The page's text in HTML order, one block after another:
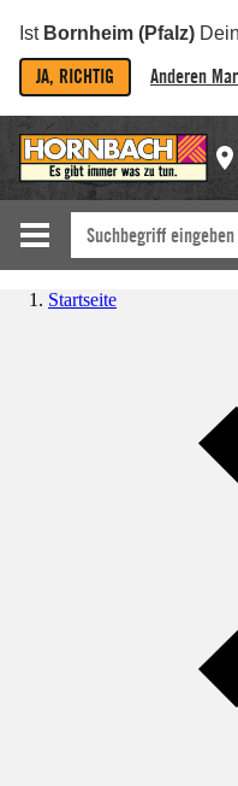
Ist Bornheim (Pfalz)
JA, RICHTIG Anderen
Startseite